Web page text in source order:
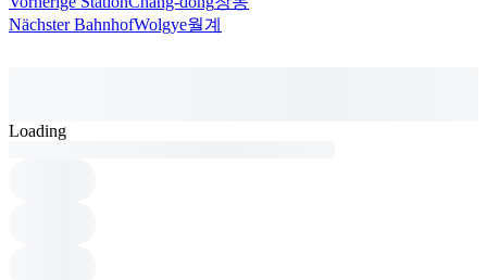
Nächster BahnhofWolgye월계
Loading